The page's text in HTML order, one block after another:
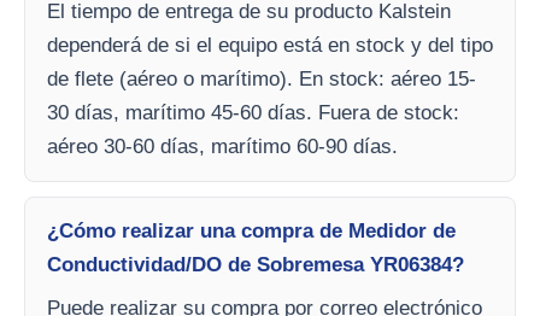
El tiempo de entrega de su producto Kalstein
dependerá de si el equipo está en stock y del tipo
de flete (aéreo o marítimo). En stock: aéreo 15-
30 días, marítimo 45-60 días. Fuera de stock:
aéreo 30-60 días, marítimo 60-90 días.
¿Cómo realizar una compra de Medidor de
Conductividad/DO de Sobremesa YR06384?
Puede realizar su compra por correo electrónico